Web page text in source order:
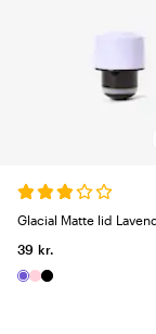
Glacial Matte lid
39 kr.